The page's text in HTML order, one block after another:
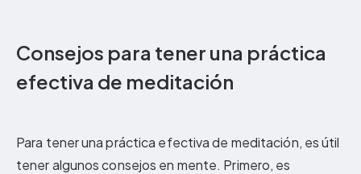
Consejos para tener una práctica
efectiva de meditación
Para tener una práctica efectiva de meditación, es útil
tener algunos consejos en mente. Primero, es